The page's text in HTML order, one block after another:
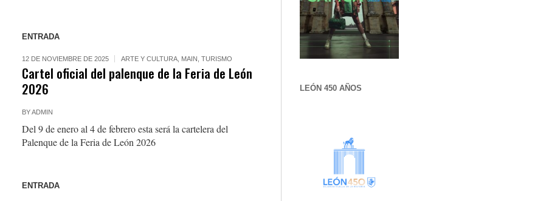
ENTRADA
12 DE NOVIEMBRE DE 2025 ARTE Y CULTURA, MAIN TURISMO
Cartel oficial del palenque de la Feria de León
2026
BYADMIN
Del 9 de enero al 4 de febrero esta será la cartelera del
Palenque de la Feria de León 2026
ENTRADA
LEÓN 450 AÑOS